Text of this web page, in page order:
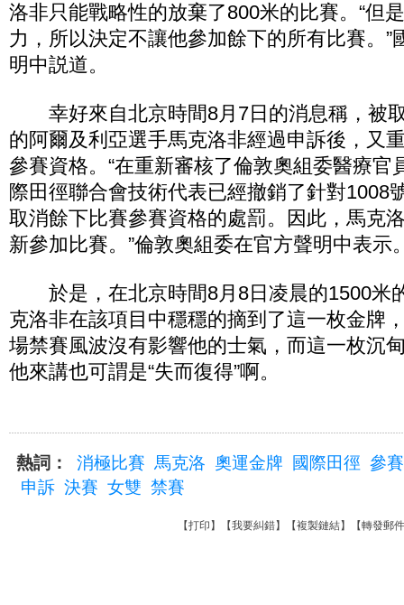
洛非只能戰略性的放棄了800米的比賽。“但
力，所以決定不讓他參加餘下的所有比賽。”
明中説道。
幸好來自北京時間8月7日的消息稱，被
的阿爾及利亞選手馬克洛非經過申訴後，又
參賽資格。“在重新審核了倫敦奧組委醫療官
際田徑聯合會技術代表已經撤銷了針對1008
取消餘下比賽參賽資格的處罰。因此，馬克
新參加比賽。”倫敦奧組委在官方聲明中表示
於是，在北京時間8月8日凌晨的1500米
克洛非在該項目中穩穩的摘到了這一枚金牌
場禁賽風波沒有影響他的士氣，而這一枚沉
他來講也可謂是“失而復得”啊。
熱詞： 消極比賽 馬克洛 奧運金牌 國際田徑 參
申訴 決賽 女雙 禁賽
【打印 】【我要糾錯】【複製鏈結】【轉發郵件